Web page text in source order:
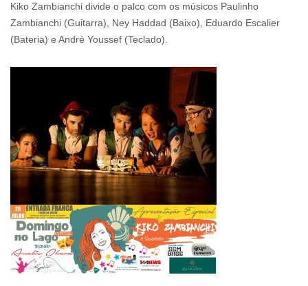
Kiko Zambianchi divide o palco com os músicos Paulinho
Zambianchi (Guitarra), Ney Haddad (Baixo), Eduardo Escalier
(Bateria) e André Youssef (Teclado).